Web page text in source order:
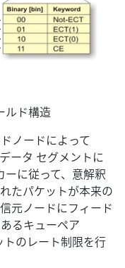
ルド構造
ノードによって
ータ セグメントに
ーに従って、意解釈
たパケットが本来の
元ノードにフィード
るキューペア
トのレート制限を行